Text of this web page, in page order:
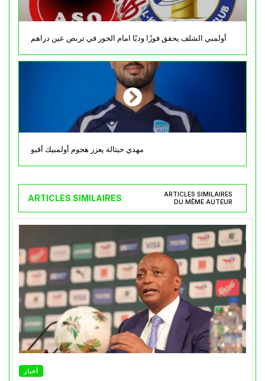
أولمبي الشلف يحقق فوزًا وديًا امام الخور في تربص عين دراهم
مهدي حيتالة يعزز هجوم أولمبيك أقبو
ARTICLES SIMILAIRES
ARTICLES SIMILAIRES
DU MÊME AUTEUR
أخبار